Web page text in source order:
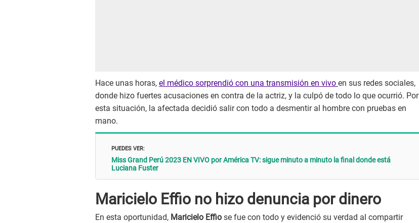
Hace unas horas, el médico sorprendió con una transmisión en vivo en sus redes sociales,
donde hizo fuertes acusaciones en contra de la actriz, y la culpó de todo lo que ocurrió. Por
esta situación, la afectada decidió salir con todo a desmentir al hombre con pruebas en
mano.
PUEDES VER:
Miss Grand Perú 2023 EN VIVO por América TV: sigue minuto a minuto la final donde está
Luciana Fuster
Maricielo Effio no hizo denuncia por dinero
En esta oportunidad, Maricielo Effio se fue con todo y evidenció su verdad al compartir